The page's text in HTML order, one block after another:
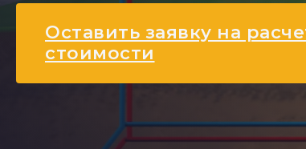
Оставить заявку на
стоимости